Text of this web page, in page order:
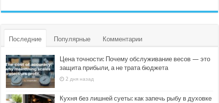
Последние Популярные Комментарии
Цена точности: Почему обслуживание весов — это
защита прибыли, а не трата бюджета
2 дня назад
Кухня без лишней суеты: как запечь рыбу в духовке